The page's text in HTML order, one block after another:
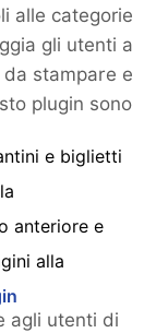
alle categorie
gli utenti a
stampare e
plugin sono
e biglietti
anteriore e
alla
agli utenti di